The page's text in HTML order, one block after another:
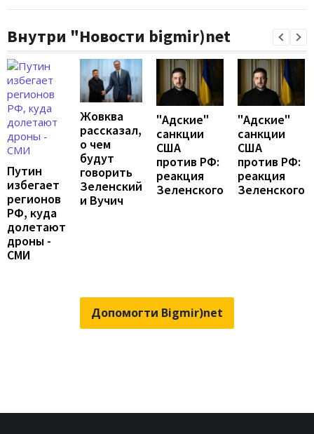
Внутри "Новости bigmir)net
Путин
избегает
регионов
РФ, куда
долетают
дроны -
СМИ
Жовква
рассказал,
о чем
будут
говорить
Зеленский
и Вучич
"Адские"
санкции
США
против РФ:
реакция
Зеленского
"Адские"
санкции
США
против РФ:
реакция
Зеленского
Допомогти Bigmir)net